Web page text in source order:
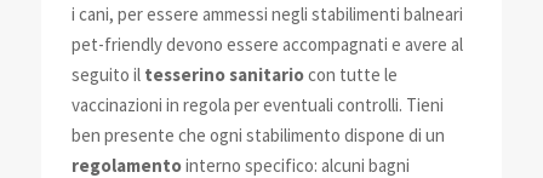
i cani, per essere ammessi negli stabilimenti balneari
pet-friendly devono essere accompagnati e avere al
seguito il tesserino sanitariocon tutte le
vaccinazioni in regola per eventuali controlli. Tieni
ben presente che ogni stabilimento dispone di un
regolamentointerno specifico: alcuni bagni